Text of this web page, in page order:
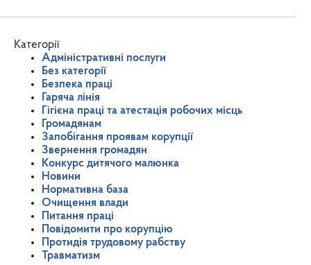
Категорії
Адміністративні послуги
Без категорії
Безпека праці
Гаряча лінія
Гігієна праці та атестація робочих місць
Громадянам
Запобігання проявам корупції
Звернення громадян
Конкурс дитячого малюнка
Новини
Нормативна база
Очищення влади
Питання праці
Повідомити про корупцію
Протидія трудовому рабству
Травматизм